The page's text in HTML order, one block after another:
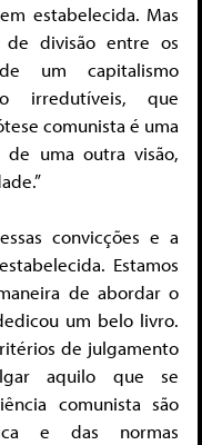
estabelecida. Mas
divisão entre os
um capitalismo
irredutíveis, que
comunista é uma
uma outra visão,
convicções e a
Estamos
de abordar o
um belo livro.
de julgamento
aquilo que se
comunista são
e das normas